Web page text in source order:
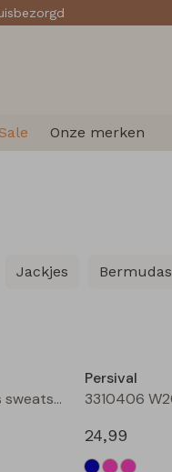
Onze merken
Jackjes Bermudas
3310406 W20050 meisjes sweatshirt Marine
Persival
24,99